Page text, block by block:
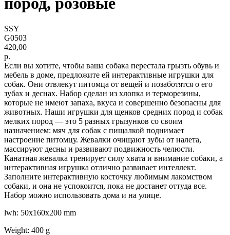
SSY
G0503
420,00
р.
Если вы хотите, чтобы ваша собака перестала грызть обувь и
мебель в доме, предложите ей интерактивные игрушки для
собак. Они отвлекут питомца от вещей и позаботятся о его
зубах и деснах. Набор сделан из хлопка и терморезины,
которые не имеют запаха, вкуса и совершенно безопасны для
животных. Наши игрушки для щенков средних пород и собак
мелких пород — это 5 разных грызунков со своим
назначением: мяч для собак с пищалкой поднимает
настроение питомцу. Жевалки очищают зубы от налета,
массируют десны и развивают подвижность челюсти.
Канатная жевалка тренирует силу хвата и внимание собаки, а
интерактивная игрушка отлично развивает интеллект.
Заполните интерактивную косточку любимым лакомством
собаки, и она не успокоится, пока не достанет оттуда все.
Набор можно использовать дома и на улице.
lwh: 50x160x200 mm
Weight: 400 g